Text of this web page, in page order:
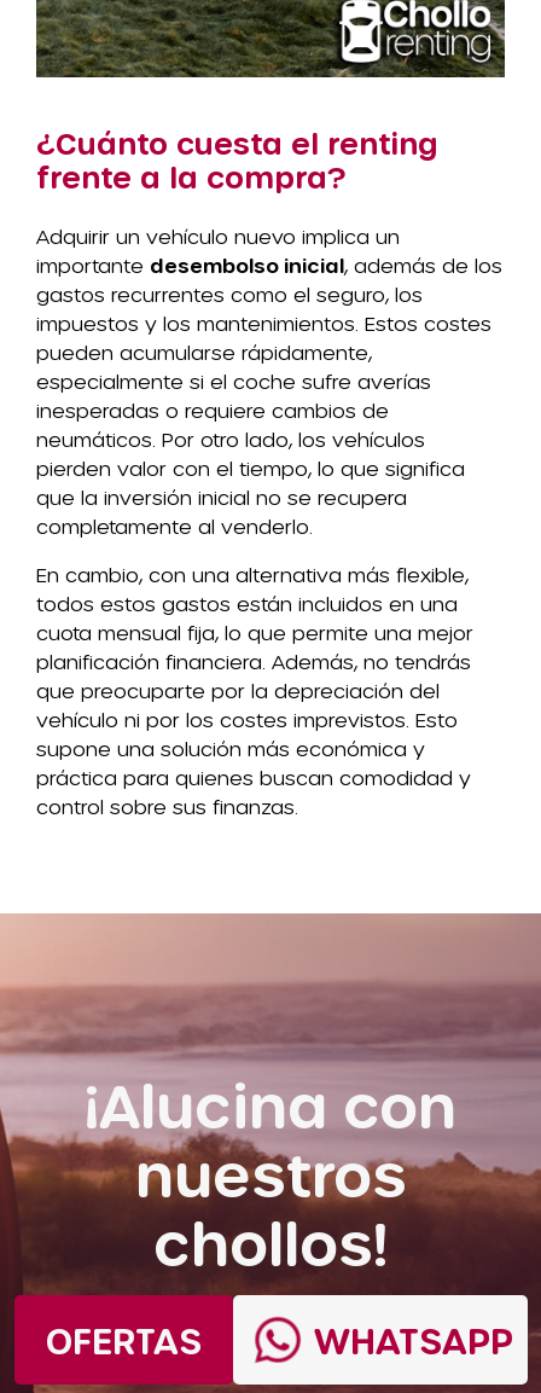
¿Cuánto cuesta el renting
frente a la compra?
Adquirir un vehículo nuevo implica un
importante desembolso inicial, además de los
gastos recurrentes como el seguro, los
impuestos y los mantenimientos. Estos costes
pueden acumularse rápidamente,
especialmente si el coche sufre averías
inesperadas o requiere cambios de
neumáticos. Por otro lado, los vehículos
pierden valor con el tiempo, lo que significa
que la inversión inicial no se recupera
completamente al venderlo.
En cambio, con una alternativa más flexible,
todos estos gastos están incluidos en una
cuota mensual fija, lo que permite una mejor
planificación financiera. Además, no tendrás
que preocuparte por la depreciación del
vehículo ni por los costes imprevistos. Esto
supone una solución más económica y
práctica para quienes buscan comodidad y
control sobre sus finanzas.
¡Alucina con
nuestros
chollos!
OFERTAS WHATSAPP